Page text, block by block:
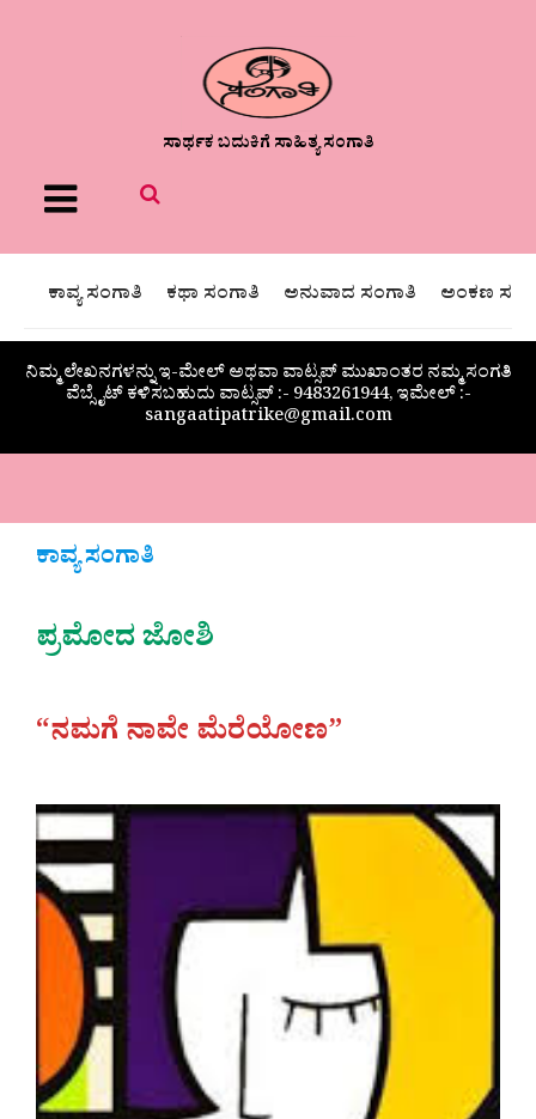
ಸಾರ್ಥಕ ಬದುಕಿಗೆ ಸಾಹಿತ್ಯ ಸಂಗಾತಿ
Menu
ಕಾವ್ಯ ಸಂಗಾತಿ ಕಥಾ ಸಂಗಾತಿ ಅನುವಾದ ಸಂಗಾತಿ ಅಂಕಣ
ನಿಮ್ಮ ಲೇಖನಗಳನ್ನು ಇ-ಮೇಲ್ ಅಥವಾ ವಾಟ್ಸಪ್ ಮುಖಾಂತರ ನಮ್ಮ ಸಂಗತಿ
ವೆಬ್ಸೈಟ್ ಕಳಿಸಬಹುದು ವಾಟ್ಸಪ್‌ :- 9483261944, ಇಮೇಲ್ :-
sangaatipatrike@gmail.com
ಕಾವ್ಯ ಸಂಗಾತಿ
ಪ್ರಮೋದ ಜೋಶಿ
“ನಮಗೆ ನಾವೇ ಮೆರೆಯೋಣ”